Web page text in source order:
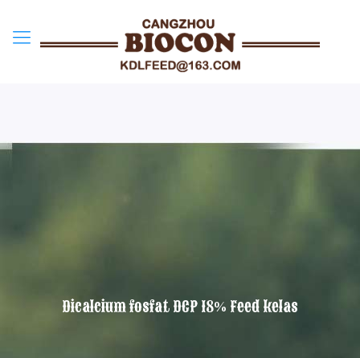
Dicalcium fosfat DCP 18% Feed kelas